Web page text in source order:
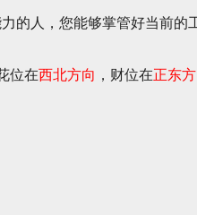
的人，您能够掌管好当前的
位在西北方向 ，财位在正东方